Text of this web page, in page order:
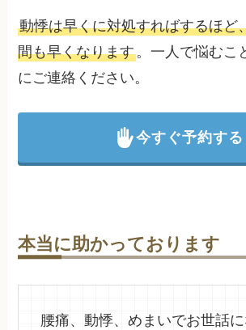
動悸は早くに対処すればするほど
間も早くなります。一人で悩むこ
にご連絡ください。
今すぐ予約する
本当に助かっております
腰痛、動悸、めまいでお世話